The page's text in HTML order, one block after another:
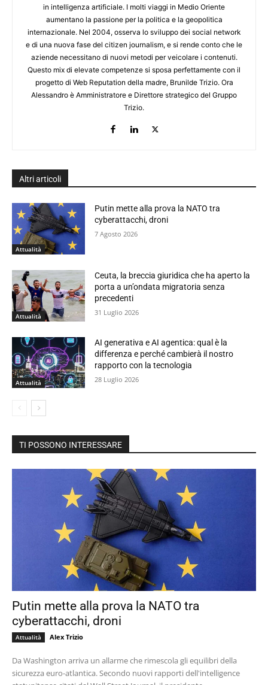
in intelligenza artificiale. I molti viaggi in Medio Oriente
aumentano la passione per la politica e la geopolitica
internazionale. Nel 2004, osserva lo sviluppo dei social network
e di una nuova fase del citizen journalism, e si rende conto che le
aziende necessitano di nuovi metodi per veicolare i contenuti.
Questo mix di elevate competenze si sposa perfettamente con il
progetto di Web Reputation della madre, Brunilde Trizio. Ora
Alessandro è Amministratore e Direttore strategico del Gruppo
Trizio.
Altri articoli
Attualità
Putin mette alla prova la NATO tra
cyberattacchi, droni
7 Agosto 2026
Attualità
Ceuta, la breccia giuridica che ha aperto la
porta a un’ondata migratoria senza
precedenti
31 Luglio 2026
Attualità
AI generativa e AI agentica: qual è la
differenza e perché cambierà il nostro
rapporto con la tecnologia
28 Luglio 2026
TI POSSONO INTERESSARE
Putin mette alla prova la NATO tra
cyberattacchi, droni
Attualità Alex Trizio
Da Washington arriva un allarme che rimescola gli equilibri della
sicurezza euro-atlantica. Secondo nuovi rapporti dell'intelligence